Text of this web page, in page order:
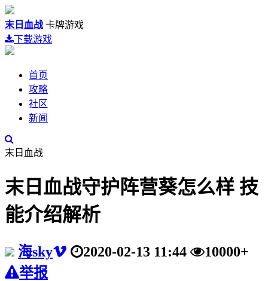
末日血战 卡牌游戏
下载游戏
首页
攻略
社区
新闻
末日血战
末日血战守护阵营葵怎么样 技
能介绍解析
海sky 2020-02-13 11:44
10000+
举报